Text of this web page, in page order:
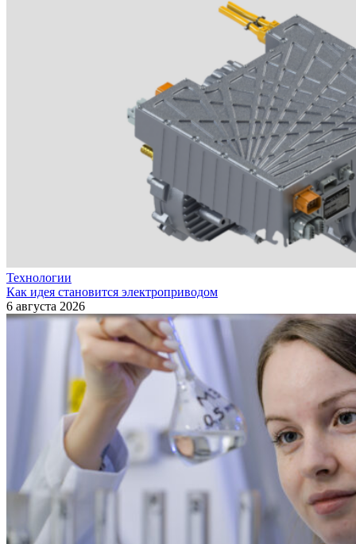
Технологии
Как идея становится электроприводом
6 августа 2026